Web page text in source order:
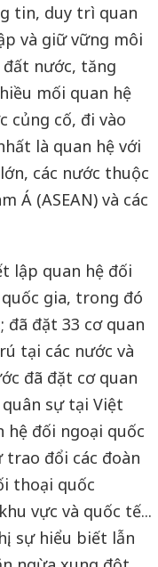
tin, duy trì quan
và giữ vững môi
nước, tăng
mối quan hệ
củng cố, đi vào
là quan hệ với
các nước thuộc
Á (ASEAN) và các
lập quan hệ đối
gia, trong đó
đã đặt 33 cơ quan
tại các nước và
đã đặt cơ quan
sự tại Việt
hệ đối ngoại quốc
đổi các đoàn
thoại quốc
vực và quốc tế...
sự hiểu biết lẫn